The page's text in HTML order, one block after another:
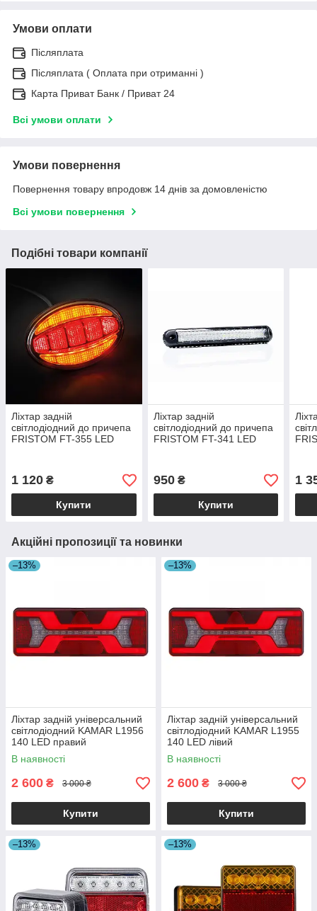
Умови оплати
Післяплата
Післяплата ( Оплата при отриманні )
Карта Приват Банк / Приват 24
Всі умови оплати
Умови повернення
Повернення товару впродовж 14 днів за домовленістю
Всі умови повернення
Подібні товари компанії
Ліхтар задній
світлодіодний до причепа
FRISTOM FT-355 LED
1 120 ₴
Купити
Ліхтар задній
світлодіодний до причепа
FRISTOM FT-341 LED
950₴
Купити
1
Акційні пропозиції та новинки
–13%
Ліхтар задній універсальний
світлодіодний KAMAR L1956
140 LED правий
В наявності
2 600 ₴ 3 000 ₴
Купити
–13%
Ліхтар задній універсальний
світлодіодний KAMAR L1955
140 LED лівий
В наявності
2 600 ₴ 3 000 ₴
Купити
–13% –13%